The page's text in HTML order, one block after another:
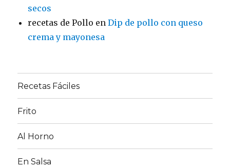
secos
recetas de Pollo enDip de pollo con queso
crema y mayonesa
Recetas Fáciles
Frito
Al Horno
En Salsa